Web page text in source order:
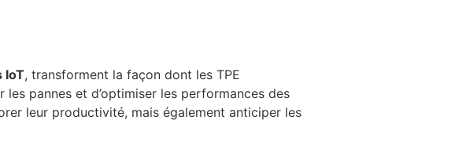
IoT, transforment la façon dont les TPE
les pannes et d’optimiser les performances des
leur productivité, mais également anticiper les